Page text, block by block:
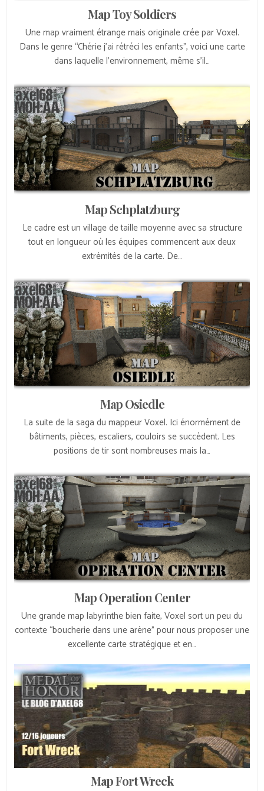
Map Toy Soldiers
Une map vraiment étrange mais originale crée par Voxel.
Dans le genre “Chérie j’ai rétréci les enfants”, voici une carte
dans laquelle l’environnement, même s’il…
Map Schplatzburg
Le cadre est un village de taille moyenne avec sa structure
tout en longueur où les équipes commencent aux deux
extrémités de la carte. De…
Map Osiedle
La suite de la saga du mappeur Voxel. Ici énormément de
bâtiments, pièces, escaliers, couloirs se succèdent. Les
positions de tir sont nombreuses mais la…
Map Operation Center
Une grande map labyrinthe bien faite, Voxel sort un peu du
contexte “boucherie dans une arène” pour nous proposer une
excellente carte stratégique et en…
Map Fort Wreck